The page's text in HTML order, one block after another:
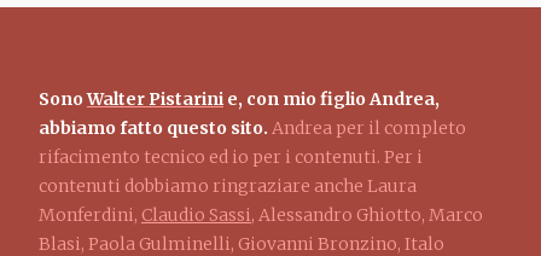
SonoWalter Pistarini e, con mio figlio Andrea,
abbiamo fatto questo sito. Andrea per il completo
rifacimento tecnico ed io per i contenuti. Per i
contenuti dobbiamo ringraziare anche Laura
Monferdini, Claudio Sassi, Alessandro Ghiotto, Marco
Blasi, Paola Gulminelli, Giovanni Bronzino, Italo